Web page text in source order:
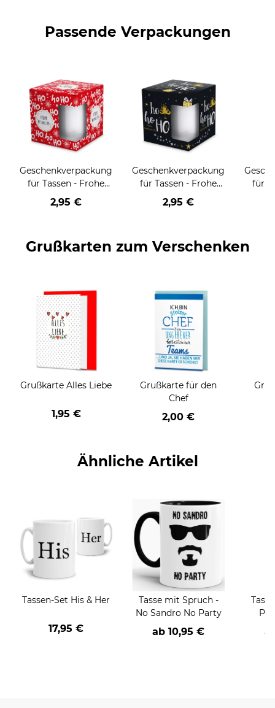
Passende Verpackungen
Geschenkverpackung
für Tassen - Frohe
Weihnachten - HO
HO HO - rot
2,95 €
Geschenkverpackung
für Tassen - Frohe
Weihnachten - HO
HO HO - schwarz
2,95 €
für
Grußkarten zum Verschenken
Grußkarte Alles Liebe
1,95 €
Grußkarte für den
Chef
2,00 €
Ähnliche Artikel
Tassen-Set His & Her
17,95 €
Tasse mit Spruch -
No Sandro No Party
ab 10,95 €